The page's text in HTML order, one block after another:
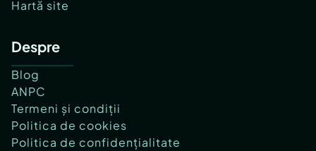
Hartă site
Despre
Blog
ANPC
Termeni și condiții
Politica de cookies
Politica de confidențialitate